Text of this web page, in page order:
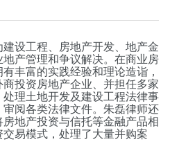
设工程、房地产开发、地产金
产管理和争议解决。在商业房
丰富的实践经验和理论造诣，
投资房地产企业、并担任多家
理土地开发及建设工程法律事
阅各类法律文件。朱磊律师还
地产投资与信托等金融产品相
易模式，处理了大量并购案